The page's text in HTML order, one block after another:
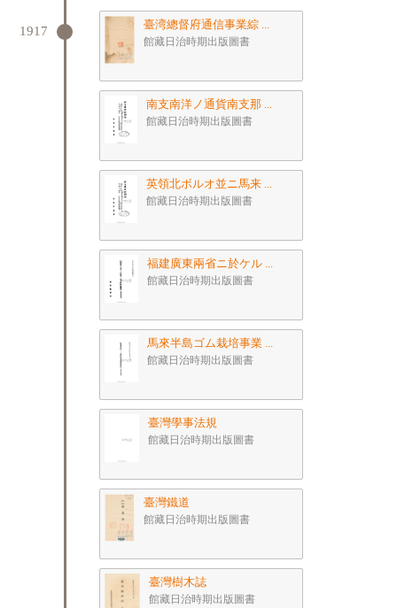
1917 臺湾總督府通信事業綜 ...
館藏日治時期出版圖書
南支南洋ノ通貨南支那 ...
館藏日治時期出版圖書
英領北ボルオ並ニ馬来 ...
館藏日治時期出版圖書
福建廣東兩省ニ於ケル ...
館藏日治時期出版圖書
馬來半島ゴム栽培事業 ...
館藏日治時期出版圖書
臺灣學事法規
館藏日治時期出版圖書
臺灣鐵道
館藏日治時期出版圖書
臺灣樹木誌
館藏日治時期出版圖書